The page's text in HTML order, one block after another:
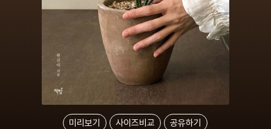
미리보기 사이즈비교 공유하기